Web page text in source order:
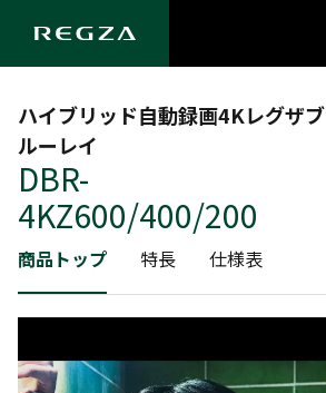
ハイブリッド自動録画4Kレグザブ
ルーレイ
DBR-
4KZ600/400/200
商品トップ 特長 仕様表